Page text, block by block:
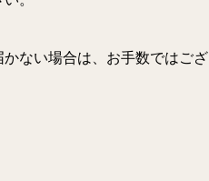
ない場合は、お手数ではござ